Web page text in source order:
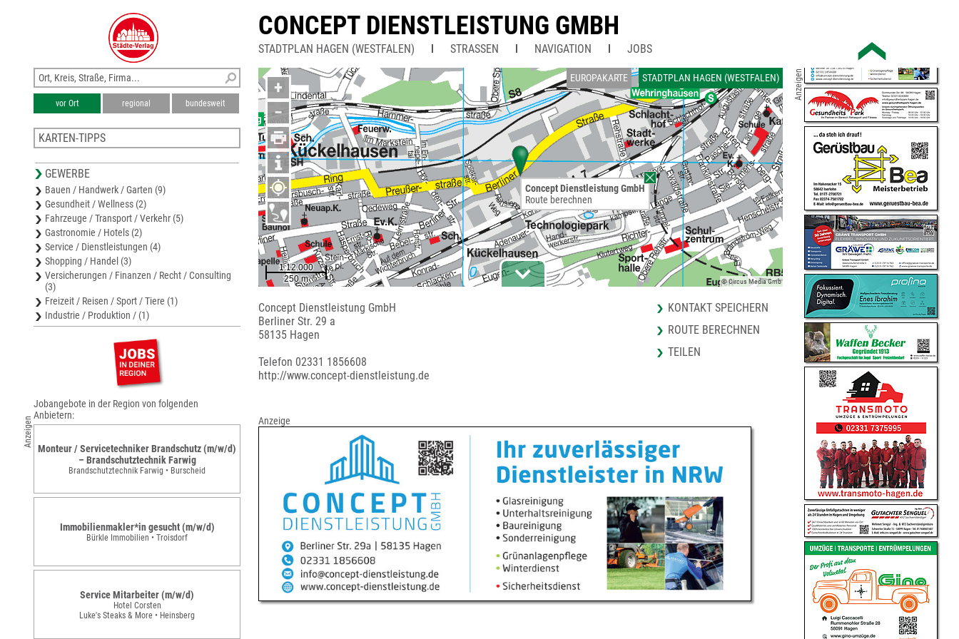
CONCEPT DIENSTLEISTUNG GMBH
STADTPLAN HAGEN (WESTFALEN) STRASSEN NAVIGATION JOBS
EUROPAKARTE STADTPLAN HAGEN (WESTFALEN)
+
−
© Circus Media Gmb
Concept Dienstleistung GmbH
Route berechnen
Concept Dienstleistung GmbH
Berliner Str. 29 a
58135 Hagen
Telefon 02331 1856608
http://www.concept-dienstleistung.de
KONTAKT SPEICHERN
ROUTE BERECHNEN
TEILEN
Anzeige
vor Ort regional bundesweit
KARTEN-TIPPS
Stadtplan Wetter (Ruhr)
Stadtplan Ennepetal
Stadtplan Hansestadt Breckerfeld
Stadtplan Gevelsberg
GEWERBE
Bauen / Handwerk / Garten (9)
Gesundheit / Wellness (2)
Fahrzeuge / Transport / Verkehr (5)
Gastronomie / Hotels (2)
Service / Dienstleistungen (4)
Shopping / Handel (3)
Versicherungen / Finanzen / Recht / Consulting
(3)
Freizeit / Reisen / Sport / Tiere (1)
Industrie / Produktion / (1)
Anzeigen
Jobangebote in der Region von folgenden
Anbietern:
Monteur / Servicetechniker Brandschutz (m/w/d)
– Brandschutztechnik Farwig
Brandschutztechnik Farwig • Burscheid
Immobilienmakler*in gesucht (m/w/d)
Bürkle Immobilien • Troisdorf
Service Mitarbeiter (m/w/d)
Hotel Corsten
Luke's Steaks & More • Heinsberg
Anzeigen